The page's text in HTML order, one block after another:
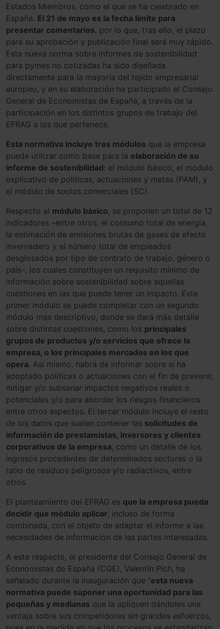
Estados Miembros, como el que se ha celebrado en
España. El 21 de mayo es la fecha límite para
presentar comentarios, por lo que, tras ello, el plazo
para su aprobación y publicación final será muy rápido.
Esta nueva norma sobre informes de sostenibilidad
para pymes no cotizadas ha sido diseñada
directamente para la mayoría del tejido empresarial
europeo, y en su elaboración ha participado el Consejo
General de Economistas de España, a través de la
participación en los distintos grupos de trabajo del
EFRAG a los que pertenece.
Esta normativa incluye tres módulos que la empresa
puede utilizar como base para la elaboración de su
informe de sostenibilidad: el módulo básico, el módulo
explicativo de políticas, actuaciones y metas (PAM), y
el módulo de socios comerciales (SC).
Respecto al módulo básico, se proponen un total de 12
indicadores –entre otros, el consumo total de energía,
la estimación de emisiones brutas de gases de efecto
invernadero y el número total de empleados
desglosados por tipo de contrato de trabajo, género o
país–, los cuales constituyen un requisito mínimo de
información sobre sostenibilidad sobre aquellas
cuestiones en las que puede tener un impacto. Este
primer módulo se puede completar con un segundo
módulo más descriptivo, donde se dará más detalle
sobre distintas cuestiones, como los principales
grupos de productos y/o servicios que ofrece la
empresa, o los principales mercados en los que
opera. Así mismo, habrá de informar sobre si ha
adoptado políticas o actuaciones con el fin de prevenir,
mitigar y/o subsanar impactos negativos reales o
potenciales y/o para abordar los riesgos financieros
entre otros aspectos. El tercer módulo incluye el resto
de los datos que suelen contener las solicitudes de
información de prestamistas, inversores y clientes
corporativos de la empresa, como un detalle de los
ingresos procedentes de determinados sectores o la
ratio de residuos peligrosos y/o radiactivos, entre
otros.
El planteamiento del EFRAG es que la empresa pueda
decidir que módulo aplicar, incluso de forma
combinada, con el objeto de adaptar el informe a las
necesidades de información de las partes interesadas.
A este respecto, el presidente del Consejo General de
Economistas de España (CGE), Valentín Pich, ha
señalado durante la inauguración que “esta nueva
normativa puede suponer una oportunidad para las
pequeñas y medianas que la apliquen dándoles una
ventaja sobre sus competidores sin grandes esfuerzos,